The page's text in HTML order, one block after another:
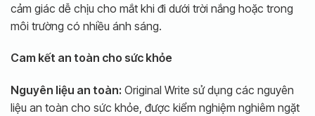
cảm giác dễ chịu cho mắt khi đi dưới trời nắng hoặc trong
môi trường có nhiều ánh sáng.
Cam kết an toàn cho sức khỏe
Nguyên liệu an toàn: Original Write sử dụng các nguyên
liệu an toàn cho sức khỏe, được kiểm nghiệm nghiêm ngặt